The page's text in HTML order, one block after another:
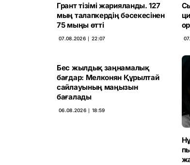
Грант тізімі жарияланды. 127
мың талапкердің бәсекесінен
75 мыңы өтті
07.08.2026 ∣ 22:07
Бес жылдық заңнамалық
бағдар: Мелконян Құрылтай
сайлауының маңызын
бағалады
06.08.2026 ∣ 18:59